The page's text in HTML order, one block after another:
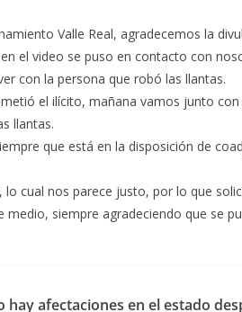
Valle Real, agradecemos la
el video se puso en contacto con
con la persona que robó las llantas.
el ilícito, mañana vamos junto con
llantas.
que está en la disposición de
cual nos parece justo, por lo que
siempre agradeciendo que se
hay afectaciones en el estado